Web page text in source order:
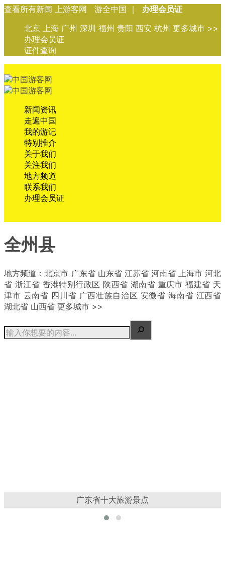
查看所有新闻 上游客网 游全中国 ｜
办理会员证
北京 上海 广州 深圳 福州 贵阳 西安 杭州 更多城市 >>
办理会员证
证件查询
新闻资讯
走遍中国
我的游记
特别推介
关于我们
关注我们
地方频道
联系我们
办理会员证
全州县
地方频道：北京市 广东省 山东省 江苏省 河南省 上海市 河北
省 浙江省 香港特别行政区 陕西省 湖南省 重庆市 福建省 天
津市 云南省 四川省 广西壮族自治区 安徽省 海南省 江西省
湖北省 山西省 更多城市 >>
广东省十大旅游景点